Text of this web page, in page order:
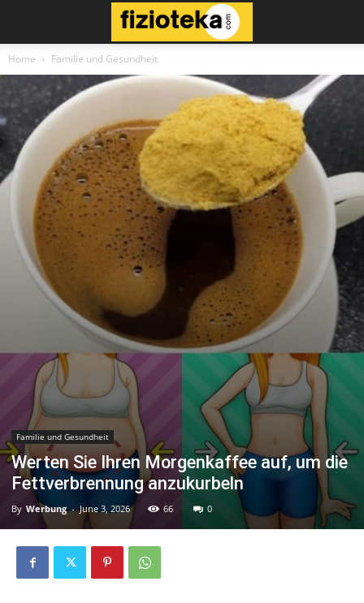
Home Familie und Gesundheit
Familie und Gesundheit
Werten Sie Ihren Morgenkaffee auf, um die
Fettverbrennung anzukurbeln
By Werbung - June 3, 2026 66 0